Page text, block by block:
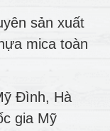
sản xuất
mica toàn
Đình, Hà
gia Mỹ